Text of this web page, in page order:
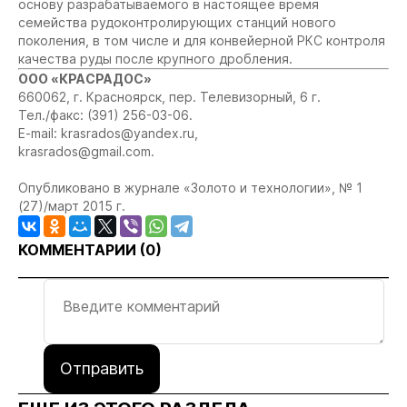
основу разрабатываемого в настоящее время
семейства рудоконтролирующих станций нового
поколения, в том числе и для конвейерной РКС контроля
качества руды после крупного дробления.
ООО «КРАСРАДОС»
660062, г. Красноярск, пер. Телевизорный, 6 г.
Тел./факс: (391) 256-03-06.
E-mail: krasrados@yandex.ru
krasrados@gmail.com.
Опубликовано в журнале «Золото и технологии», № 1
(27)/март 2015 г.
КОММЕНТАРИИ (0)
Отправить